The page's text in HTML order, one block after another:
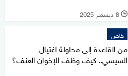
l 8 ديسمبر 2025
خاص
من القاعدة إلى محاولة اغتيال
السيسي.. كيف وظف الإخوان العنف؟